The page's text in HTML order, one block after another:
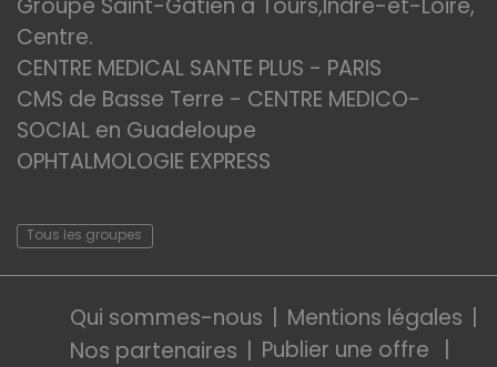
Groupe Saint-Gatien à Tours,Indre-et-Loire,
Centre.
CENTRE MEDICAL SANTE PLUS - PARIS
CMS de Basse Terre - CENTRE MEDICO-
SOCIAL en Guadeloupe
OPHTALMOLOGIE EXPRESS
Tous les groupes
Qui sommes-nous
Mentions légales
Nos partenaires
Publier une offre